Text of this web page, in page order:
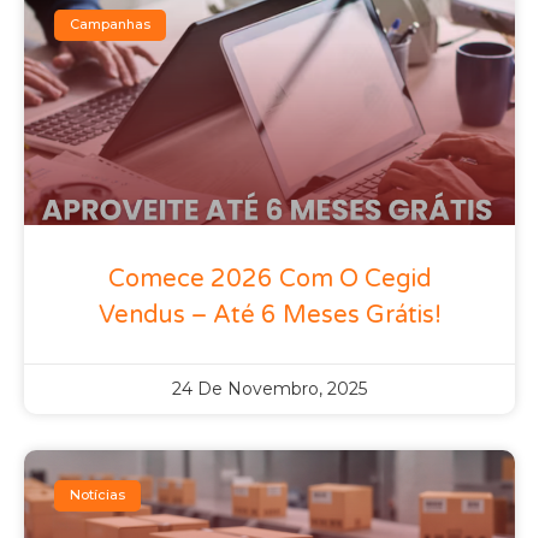
Campanhas
Comece 2026 Com O Cegid
Vendus – Até 6 Meses Grátis!
24 De Novembro, 2025
Notícias